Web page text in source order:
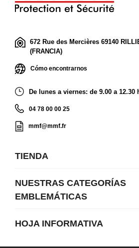
672 Rue des Mercières 69140
(FRANCIA)
Cómo encontrarnos
De lunes a viernes: de 9.00 a 12.30
04 78 00 00 25
mmf@mmf.fr
TIENDA
NUESTRAS CATEGORÍAS
EMBLEMÁTICAS
HOJA INFORMATIVA